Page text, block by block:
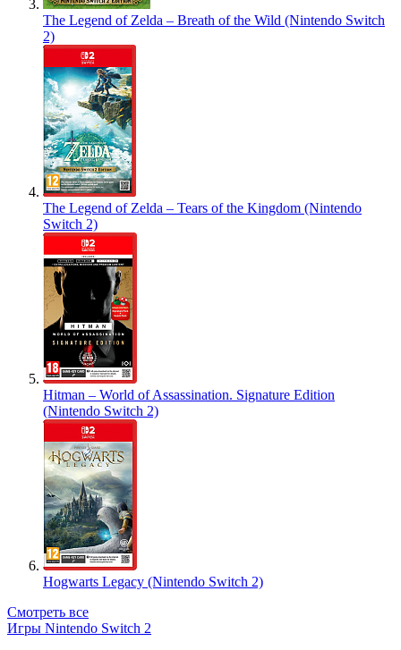
The Legend of Zelda – Breath of the Wild (Nintendo Switch
2)
The Legend of Zelda – Tears of the Kingdom (Nintendo
Switch 2)
Hitman – World of Assassination. Signature Edition
(Nintendo Switch 2)
Hogwarts Legacy (Nintendo Switch 2)
Смотреть все
Игры Nintendo Switch 2